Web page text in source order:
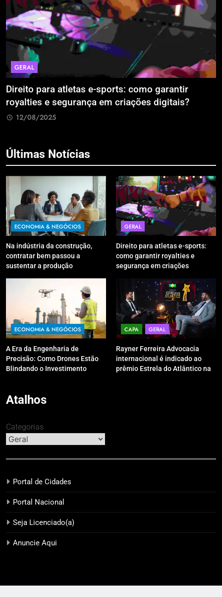
GERAL
Direito para atletas e-sports: como garantir
royalties e segurança em criações digitais?
12/08/2025
Últimas Notícias
ECONOMIA & NEGÓCIOS
Na indústria da construção,
contratar bem passou a
sustentar a produção
GERAL
Direito para atletas e-sports:
como garantir royalties e
segurança em criações
ECONOMIA & NEGÓCIOS
A Era da Engenharia de
Precisão: Como Drones Estão
Blindando o Investimento
CAPA GERAL
Rayner Ferreira Advocacia
internacional é indicado ao
prêmio Estrela do Atlântico na
Atalhos
Categorias
Portal de Cidades
Portal Nacional
Seja Licenciado(a)
Anuncie Aqui